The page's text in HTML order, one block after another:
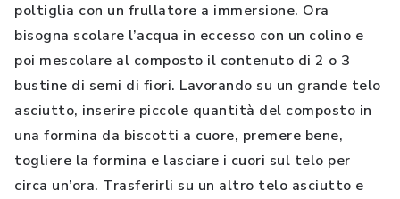
poltiglia con un frullatore a immersione. Ora
bisogna scolare l’acqua in eccesso con un colino e
poi mescolare al composto il contenuto di 2 o 3
bustine di semi di fiori. Lavorando su un grande telo
asciutto, inserire piccole quantità del composto in
una formina da biscotti a cuore, premere bene,
togliere la formina e lasciare i cuori sul telo per
circa un’ora. Trasferirli su un altro telo asciutto e